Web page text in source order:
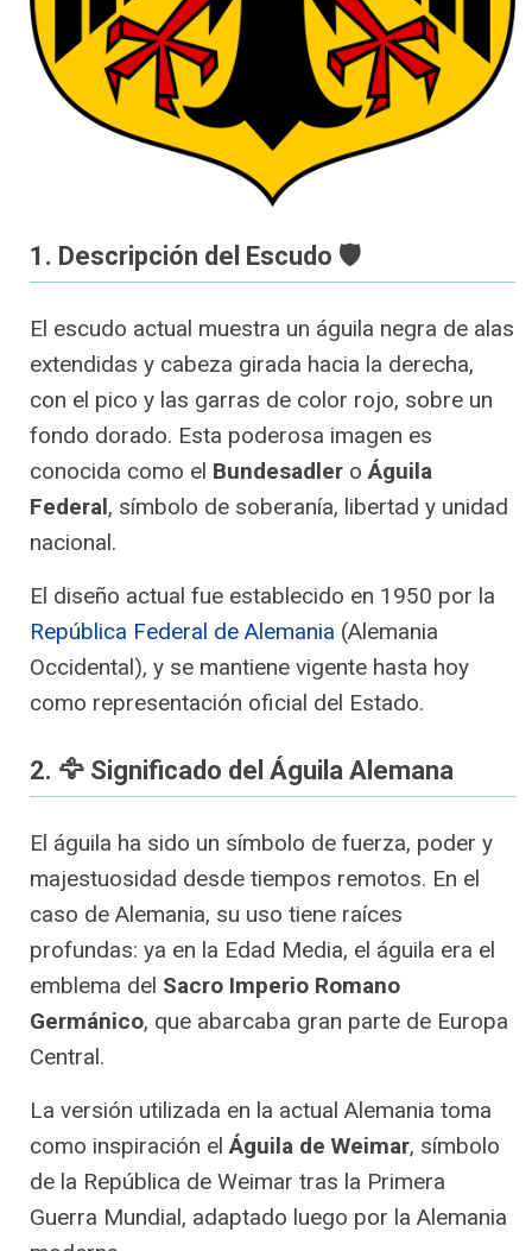
1. Descripción del Escudo 🛡️
El escudo actual muestra un águila negra de alas
extendidas y cabeza girada hacia la derecha,
con el pico y las garras de color rojo, sobre un
fondo dorado. Esta poderosa imagen es
conocida como el Bundesadler oÁguila
Federal, símbolo de soberanía, libertad y unidad
nacional.
El diseño actual fue establecido en 1950 por la
República Federal de Alemania (Alemania
Occidental), y se mantiene vigente hasta hoy
como representación oficial del Estado.
2. 🦅 Significado del Águila Alemana
El águila ha sido un símbolo de fuerza, poder y
majestuosidad desde tiempos remotos. En el
caso de Alemania, su uso tiene raíces
profundas: ya en la Edad Media, el águila era el
emblema del Sacro Imperio Romano
Germánico, que abarcaba gran parte de Europa
Central.
La versión utilizada en la actual Alemania toma
como inspiración elÁguila de Weimar, símbolo
de la República de Weimar tras la Primera
Guerra Mundial, adaptado luego por la Alemania